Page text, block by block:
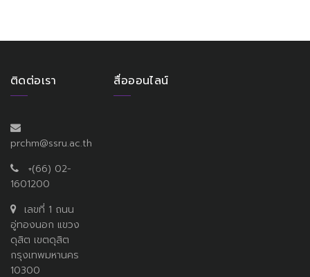
ติดต่อเรา
prchm@ssru.ac.th
+(66) 02-
1601200
เลขที่ 1 ถนน
อู่ทองนอก แขวง
ดุสิต เขตดุสิต
กรุงเทพมหานคร
10300
สื่อออนไลน์